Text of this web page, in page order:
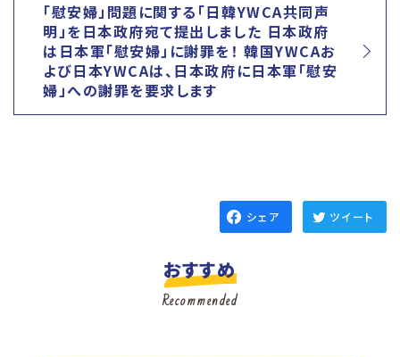
「慰安婦」問題に関する「日韓YWCA共同声
明」を日本政府宛て提出しました 日本政府
は日本軍「慰安婦」に謝罪を！ 韓国YWCAお
よび日本YWCAは、日本政府に日本軍「慰安
婦」への謝罪を要求します
シェア ツイート
おすすめ
Recommended